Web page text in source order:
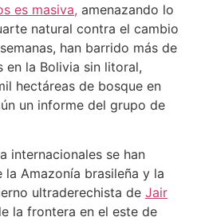
es masiva, amenazando lo
natural contra el cambio
han barrido más de
en la Bolivia sin litoral,
hectáreas de bosque en
un informe del grupo de
internacionales se han
Amazonía brasileña y la
ultraderechista de Jair
la frontera en el este de